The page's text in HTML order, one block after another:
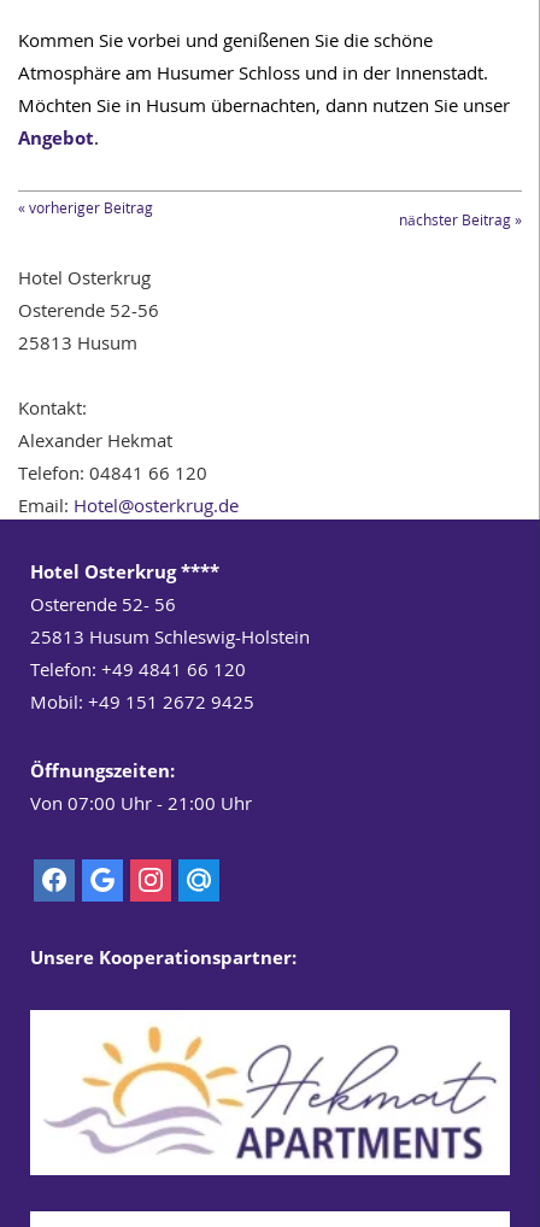
Kommen Sie vorbei und genißenen Sie die schöne
Atmosphäre am Husumer Schloss und in der Innenstadt.
Möchten Sie in Husum übernachten, dann nutzen Sie unser
Angebot.
« vorheriger Beitrag
nächster Beitrag »
Hotel Osterkrug
Osterende 52-56
25813 Husum
Kontakt:
Alexander Hekmat
Telefon: 04841 66 120
Email: Hotel@osterkrug.de
Hotel Osterkrug ****
Osterende 52- 56
25813 Husum Schleswig-Holstein
Telefon: +49 4841 66 120
Mobil: +49 151 2672 9425
Öffnungszeiten:
Von 07:00 Uhr - 21:00 Uhr
Unsere Kooperationspartner: